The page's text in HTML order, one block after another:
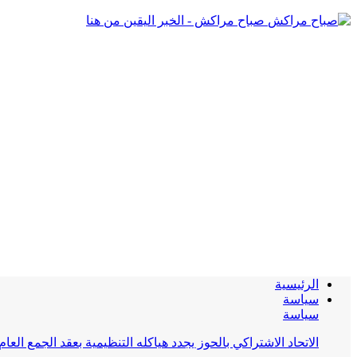
صباح مراكش - الخبر اليقين من هنا
الرئيسية
سياسة
سياسة
الاتحاد الاشتراكي بالحوز يجدد هياكله التنظيمية بعقد الجمع